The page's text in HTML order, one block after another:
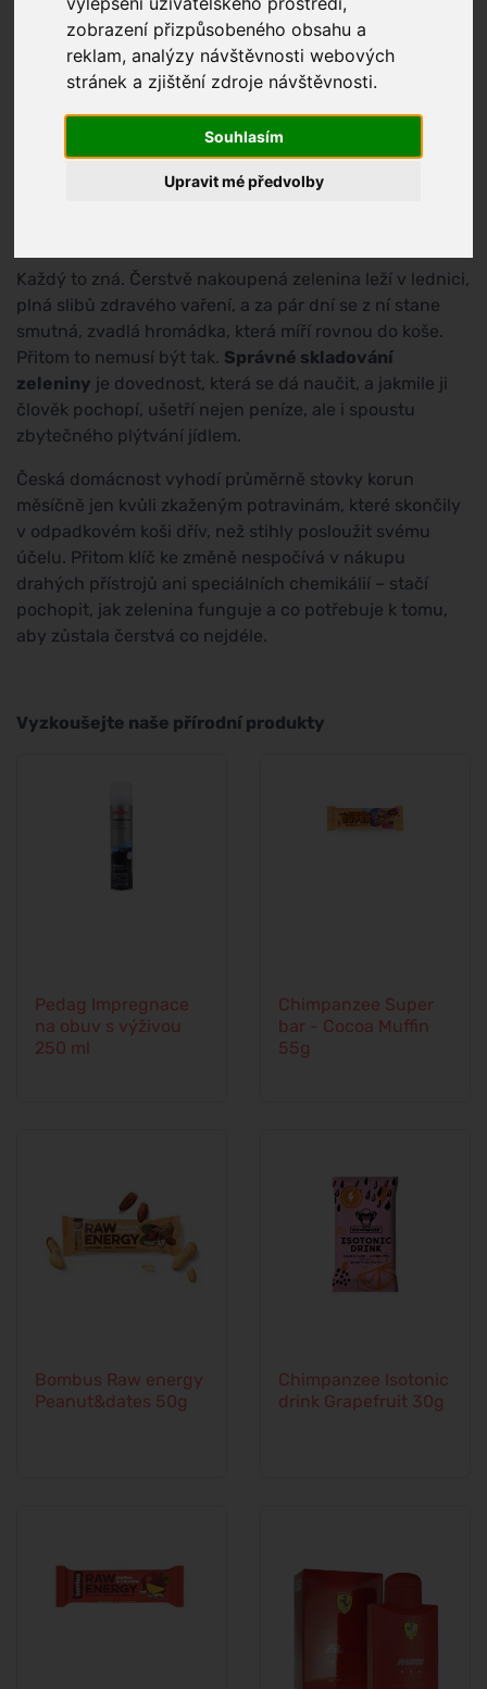
zobrazení přizpůsobeného obsahu a
reklam, analýzy návštěvnosti webových
stránek a zjištění zdroje návštěvnosti.
Souhlasím
Upravit mé předvolby
Každý to zná. Čerstvě nakoupená zelenina leží v lednici,
plná slibů zdravého vaření, a za pár dní se z ní stane
smutná, zvadlá hromádka, která míří rovnou do koše.
Přitom to nemusí být tak. Správné skladování
zeleniny je dovednost, která se dá naučit, a jakmile ji
člověk pochopí, ušetří nejen peníze, ale i spoustu
zbytečného plýtvání jídlem.
Česká domácnost vyhodí průměrně stovky korun
měsíčně jen kvůli zkaženým potravinám, které skončily
v odpadkovém koši dřív, než stihly posloužit svému
účelu. Přitom klíč ke změně nespočívá v nákupu
drahých přístrojů ani speciálních chemikálií – stačí
pochopit, jak zelenina funguje a co potřebuje k tomu,
aby zůstala čerstvá co nejdéle.
Vyzkoušejte naše přírodní produkty
Pedag Impregnace
na obuv s výživou
250 ml
Chimpanzee Super
bar - Cocoa Muffin
55g
Bombus Raw energy
Peanut&dates 50g
Chimpanzee Isotonic
drink Grapefruit 30g